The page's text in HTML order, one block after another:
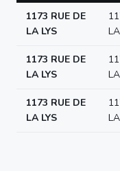
1173 RUE DE
LA LYS
1173 RUE DE
LA LYS
1173 RUE DE
LA LYS